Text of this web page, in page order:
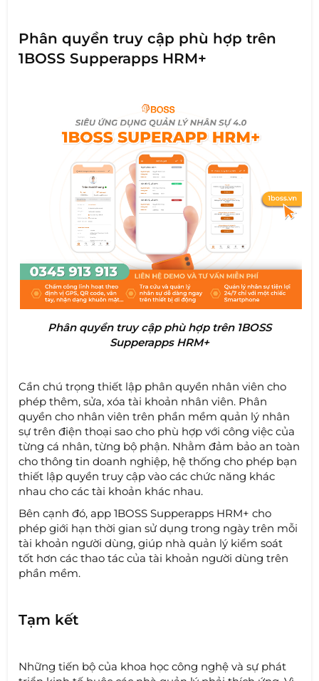
Phân quyền truy cập phù hợp trên
1BOSS Supperapps HRM+
Phân quyền truy cập phù hợp trên 1BOSS
Supperapps HRM+
Cần chú trọng thiết lập phân quyền nhân viên cho
phép thêm, sửa, xóa tài khoản nhân viên. Phân
quyền cho nhân viên trên phần mềm quản lý nhân
sự trên điện thoại sao cho phù hợp với công việc của
từng cá nhân, từng bộ phận. Nhằm đảm bảo an toàn
cho thông tin doanh nghiệp, hệ thống cho phép bạn
thiết lập quyền truy cập vào các chức năng khác
nhau cho các tài khoản khác nhau.
Bên cạnh đó, app 1BOSS Supperapps HRM+ cho
phép giới hạn thời gian sử dụng trong ngày trên mỗi
tài khoản người dùng, giúp nhà quản lý kiểm soát
tốt hơn các thao tác của tài khoản người dùng trên
phần mềm.
Tạm kết
Những tiến bộ của khoa học công nghệ và sự phát